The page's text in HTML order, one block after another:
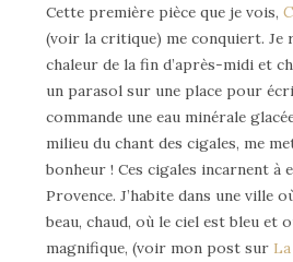
Cette première pièce que je vois,
(voir la critique) me conquiert. Je
chaleur de la fin d’après-midi et
un parasol sur une place pour
commande une eau minérale
milieu du chant des cigales, me
bonheur ! Ces cigales incarnent à
Provence. J’habite dans une ville
beau, chaud, où le ciel est bleu et
magnifique, (voir mon post sur